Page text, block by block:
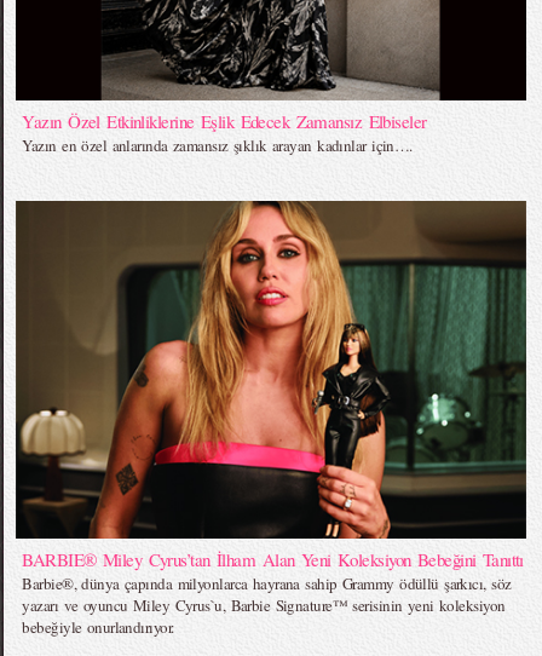
Yazın Özel Etkinliklerine Eşlik Edecek Zamansız Elbiseler
Yazın en özel anlarında zamansız şıklık arayan kadınlar için….
BARBIE® Miley Cyrus’tan İlham Alan Yeni Koleksiyon Bebeğini Tanıttı
Barbie®, dünya çapında milyonlarca hayrana sahip Grammy ödüllü şarkıcı, söz
yazarı ve oyuncu Miley Cyrus`u, Barbie Signature™ serisinin yeni koleksiyon
bebeğiyle onurlandırıyor.